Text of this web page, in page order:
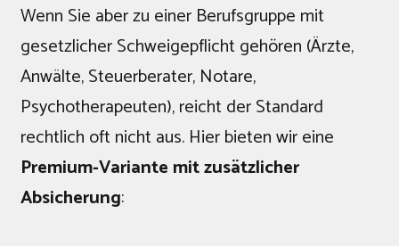
Wenn Sie aber zu einer Berufsgruppe mit
gesetzlicher Schweigepflicht gehören (Ärzte,
Anwälte, Steuerberater, Notare,
Psychotherapeuten), reicht der Standard
rechtlich oft nicht aus. Hier bieten wir eine
Premium-Variante mit zusätzlicher
Absicherung: